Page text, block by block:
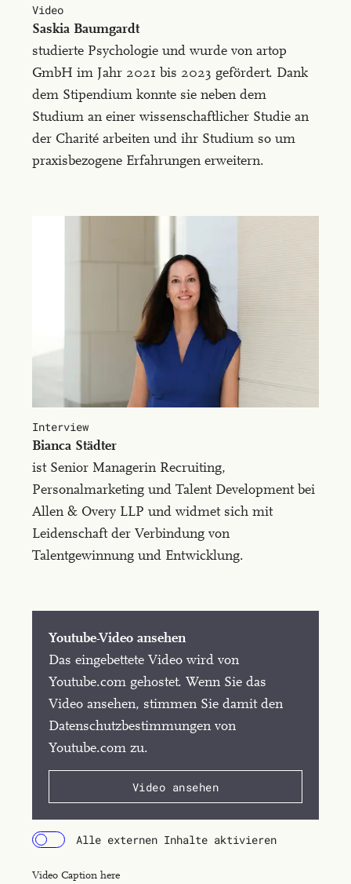
Saskia Baum­gardt
Video
studierte Psychologie und wurde von artop
GmbH im Jahr 2021 bis 2023 gefördert. Dank
dem Stipendium konnte sie neben dem
Studium an einer wissenschaftlicher Studie an
der Charité arbeiten und ihr Studium so um
praxisbezogene Erfahrungen erweitern.
Bi­an­ca Städ­ter
Interview
ist Senior Managerin Recruiting,
Personalmarketing und Talent Development bei
Allen & Overy LLP und widmet sich mit
Leidenschaft der Verbindung von
Talentgewinnung und Entwicklung.
Youtube-Video ansehen
Das eingebettete Video wird von
Youtube.com gehostet. Wenn Sie das
Video ansehen, stimmen Sie damit den
Datenschutzbestimmungen von
Youtube.com zu.
Video ansehen
Alle externen Inhalte aktivieren
Video Caption here